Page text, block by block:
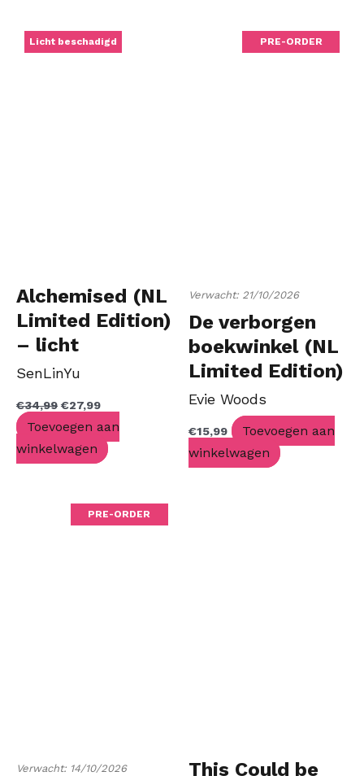
Licht beschadigd
Alchemised (NL
Limited Edition)
– licht
beschadigd
SenLinYu
€34,99
Oorspronkelijke
prijs
€27,99
Huidige
prijs
Toevoegen aan
winkelwagen
PRE-ORDER
Verwacht: 21/10/2026
De verborgen
boekwinkel (NL
Limited Edition)
Evie Woods
€15,99
Toevoegen aan
winkelwagen
PRE-ORDER
Verwacht: 14/10/2026
This Could be